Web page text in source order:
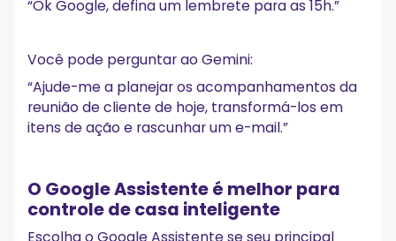
“Ok Google, defina um lembrete para as 15h.”
Você pode perguntar ao Gemini:
“Ajude-me a planejar os acompanhamentos da
reunião de cliente de hoje, transformá-los em
itens de ação e rascunhar um e-mail.”
O Google Assistente é melhor para
controle de casa inteligente
Escolha o Google Assistente se seu principal